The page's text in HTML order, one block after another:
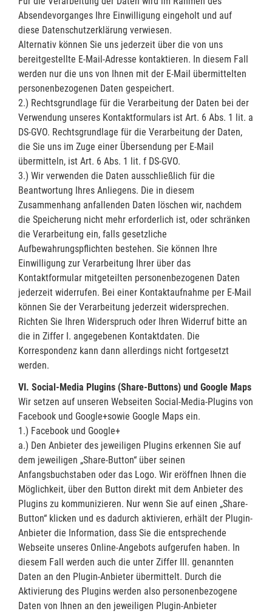
Absendevorganges Ihre Einwilligung eingeholt und auf
diese Datenschutzerklärung verwiesen.
Alternativ können Sie uns jederzeit über die von uns
bereitgestellte E-Mail-Adresse kontaktieren. In diesem Fall
werden nur die uns von Ihnen mit der E-Mail übermittelten
personenbezogenen Daten gespeichert.
2.) Rechtsgrundlage für die Verarbeitung der Daten bei der
Verwendung unseres Kontaktformulars ist Art. 6 Abs. 1 lit. a
DS-GVO. Rechtsgrundlage für die Verarbeitung der Daten,
die Sie uns im Zuge einer Übersendung per E-Mail
übermitteln, ist Art. 6 Abs. 1 lit. f DS-GVO.
3.) Wir verwenden die Daten ausschließlich für die
Beantwortung Ihres Anliegens. Die in diesem
Zusammenhang anfallenden Daten löschen wir, nachdem
die Speicherung nicht mehr erforderlich ist, oder schränken
die Verarbeitung ein, falls gesetzliche
Aufbewahrungspflichten bestehen. Sie können Ihre
Einwilligung zur Verarbeitung Ihrer über das
Kontaktformular mitgeteilten personenbezogenen Daten
jederzeit widerrufen. Bei einer Kontaktaufnahme per E-Mail
können Sie der Verarbeitung jederzeit widersprechen.
Richten Sie Ihren Widerspruch oder Ihren Widerruf bitte an
die in Ziffer I. angegebenen Kontaktdaten. Die
Korrespondenz kann dann allerdings nicht fortgesetzt
werden.
VI. Social-Media Plugins (Share-Buttons) und Google Maps
Wir setzen auf unseren Webseiten Social-Media-Plugins von
Facebook und Google+sowie Google Maps ein.
1.) Facebook und Google+
a.) Den Anbieter des jeweiligen Plugins erkennen Sie auf
dem jeweiligen „Share-Button“ über seinen
Anfangsbuchstaben oder das Logo. Wir eröffnen Ihnen die
Möglichkeit, über den Button direkt mit dem Anbieter des
Plugins zu kommunizieren. Nur wenn Sie auf einen „Share-
Button“ klicken und es dadurch aktivieren, erhält der Plugin-
Anbieter die Information, dass Sie die entsprechende
Webseite unseres Online-Angebots aufgerufen haben. In
diesem Fall werden auch die unter Ziffer III. genannten
Daten an den Plugin-Anbieter übermittelt. Durch die
Aktivierung des Plugins werden also personenbezogene
Daten von Ihnen an den jeweiligen Plugin-Anbieter